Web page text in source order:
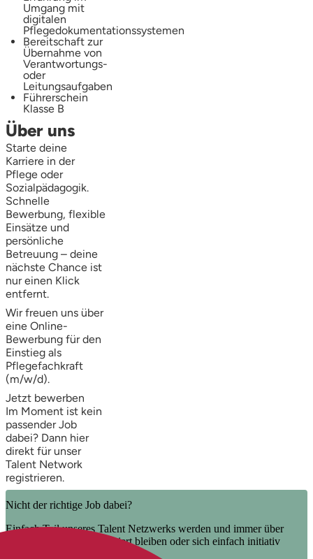
Umgang mit
digitalen
Pflegedokumentationssystemen
Bereitschaft zur
Übernahme von
Verantwortungs-
oder
Leitungsaufgaben
Führerschein
Klasse B
Über uns
Starte deine
Karriere in der
Pflege oder
Sozialpädagogik.
Schnelle
Bewerbung, flexible
Einsätze und
persönliche
Betreuung – deine
nächste Chance ist
nur einen Klick
entfernt.
Wir freuen uns über
eine Online-
Bewerbung für den
Einstieg als
Pflegefachkraft
(m/w/d).
Jetzt bewerben
Im Moment ist kein
passender Job
dabei? Dann hier
direkt für unser
Talent Network
registrieren.
Nicht der richtige Job dabei?
Einfach Teil unseres Talent Netzwerks werden und immer über
unsere neuen Jobs informiert bleiben oder sich einfach initiativ